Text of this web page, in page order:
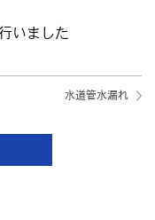
いました
水道管水漏れ